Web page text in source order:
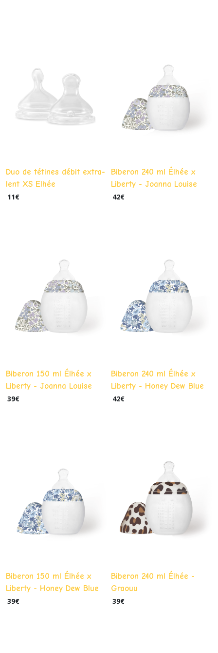
Duo de tétines débit extra-
lent XS Elhée
11€
Biberon 240 ml Élhée x
Liberty - Joanna Louise
Lavender
42€
Biberon 150 ml Élhée x
Liberty - Joanna Louise
Lavender
39€
Biberon 240 ml Élhée x
Liberty - Honey Dew Blue
42€
Biberon 150 ml Élhée x
Liberty - Honey Dew Blue
39€
Biberon 240 ml Élhée -
Graouu
39€